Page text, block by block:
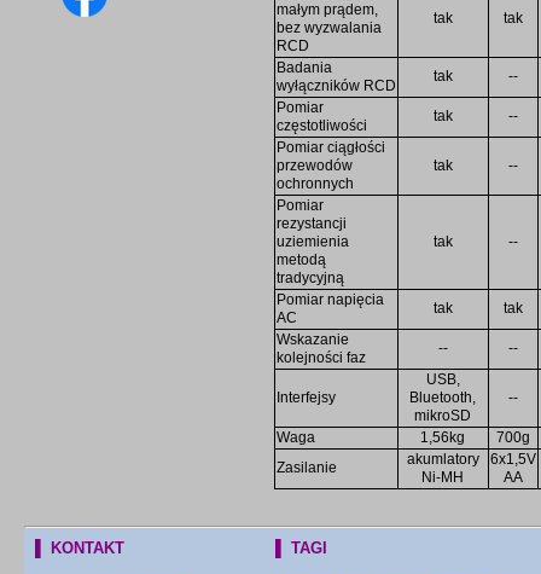
małym prądem,
bez wyzwalania
RCD
tak tak
Badania
wyłączników RCD
tak
--
Pomiar
częstotliwości
tak
--
Pomiar ciągłości
przewodów
ochronnych
tak --
Pomiar
rezystancji
uziemienia
metodą
tradycyjną
tak --
Pomiar napięcia
AC
tak
tak
Wskazanie
kolejności faz
-- --
Interfejsy
USB,
Bluetooth,
mikroSD
--
Waga 1,56kg
700g
Zasilanie
akumlatory
Ni-MH
6x1,5V
AA
▌ KONTAKT
▌ TAGI